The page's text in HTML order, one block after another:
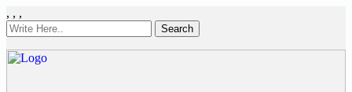
, , ,
Search